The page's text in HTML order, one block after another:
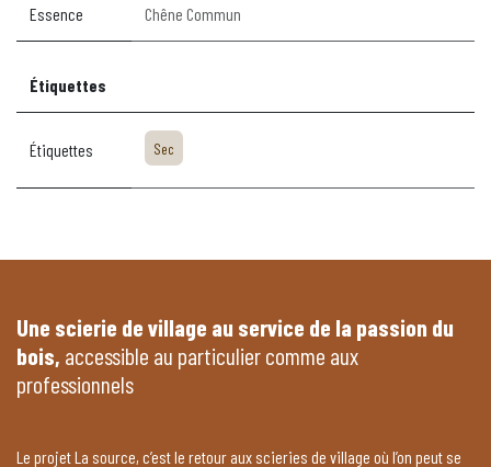
Essence Chêne Commun
Étiquettes
Étiquettes Sec
Une scierie de village au service de la passion du
bois, accessible au particulier comme aux
professionnels
Le projet La source, c’est le retour aux scieries de village où l’on peut se